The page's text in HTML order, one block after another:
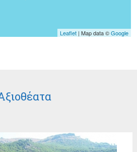
Leaflet | Map data ©Google